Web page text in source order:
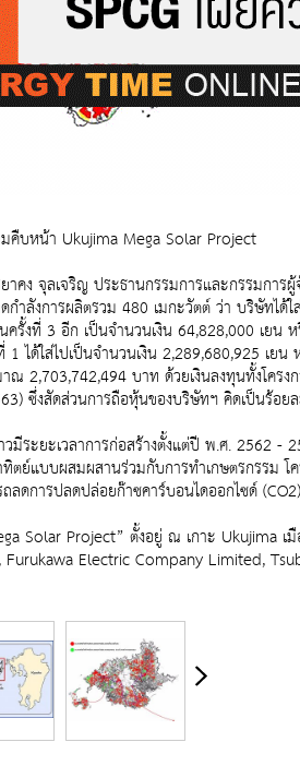
มคืบหน้า Ukujima Mega Solar Project
คง จุลเจริญ ประธานกรรมการและกรรมกา
ำลังการผลิตรวม 480 เมกะวัตต์ ว่า บริษัทได้
ครั้งที่ 3 อีก เป็นจำนวนเงิน 64,828,000 เย
1 ได้ใส่ไปเป็นจำนวนเงิน 2,289,680,925 เ
ณ 2,703,742,494 บาท ด้วยเงินลงทุนทั้งโค
ซึ่งสัดส่วนการถือหุ้นของบริษัทฯ คิดเป็นร้อย
าวมีระยะเวลาการก่อสร้างตั้งแต่ปี พ.ศ.
ตย์แบบผสมผสานร่วมกับการทำเกษตรกรรม
ลดการปลดปล่อยก๊าซคาร์บอนไดออกไซด์
Solar Project” ตั้งอยู่ ณ เกาะ Ukujima
Electric Company Limited,